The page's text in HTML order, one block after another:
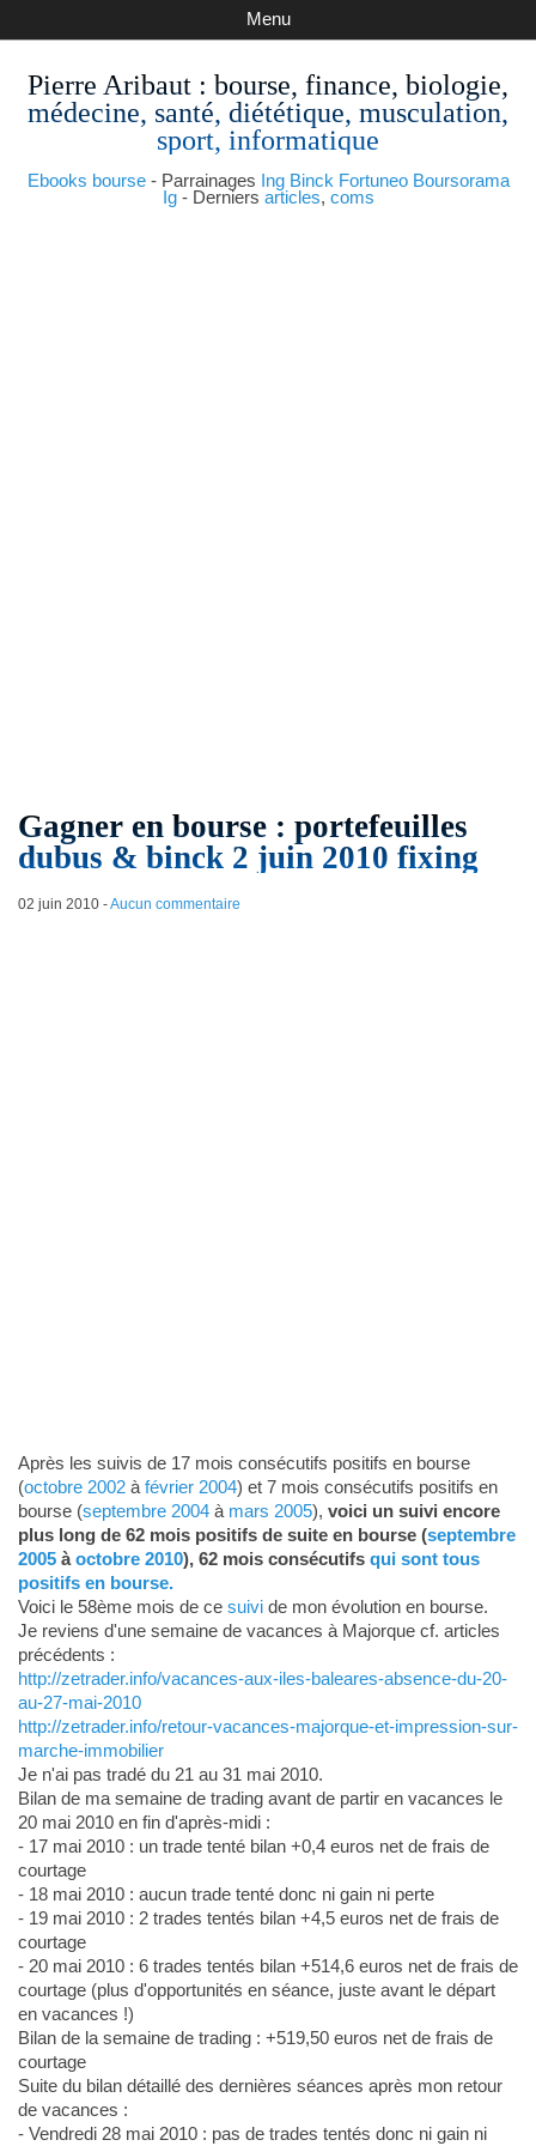
Pierre Aribaut : bourse, finance, biologie,
médecine, santé, diététique, musculation,
sport, informatique
Ebooks bourse- Parrainages Ing Binck Fortuneo Boursorama
Ig- Derniers articles, coms
Menu
Gagner en bourse : portefeuilles
dubus & binck 2 juin 2010 fixing
02 juin 2010-Aucun commentaire
Après les suivis de 17 mois consécutifs positifs en bourse
(octobre 2002à février 2004) et 7 mois consécutifs positifs en
bourse (septembre 2004à mars 2005), voici un suivi encore
plus long de 62 mois positifs de suite en bourse (septembre
2005àoctobre 2010), 62 mois consécutifs qui sont tous
positifs en bourse.
Voici le 58ème mois de ce suivide mon évolution en bourse.
Je reviens d'une semaine de vacances à Majorque cf. articles
précédents :
http://zetrader.info/vacances-aux-iles-baleares-absence-du-20-
au-27-mai-2010
http://zetrader.info/retour-vacances-majorque-et-impression-sur-
marche-immobilier
Je n'ai pas tradé du 21 au 31 mai 2010.
Bilan de ma semaine de trading avant de partir en vacances le
20 mai 2010 en fin d'après-midi :
- 17 mai 2010 : un trade tenté bilan +0,4 euros net de frais de
courtage
- 18 mai 2010 : aucun trade tenté donc ni gain ni perte
- 19 mai 2010 : 2 trades tentés bilan +4,5 euros net de frais de
courtage
- 20 mai 2010 : 6 trades tentés bilan +514,6 euros net de frais de
courtage (plus d'opportunités en séance, juste avant le départ
en vacances !)
Bilan de la semaine de trading : +519,50 euros net de frais de
courtage
Suite du bilan détaillé des dernières séances après mon retour
de vacances :
- Vendredi 28 mai 2010 : pas de trades tentés donc ni gain ni